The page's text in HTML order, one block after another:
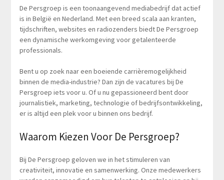
De Persgroep is een toonaangevend mediabedrijf dat actief
is in België en Nederland. Met een breed scala aan kranten,
tijdschriften, websites en radiozenders biedt De Persgroep
een dynamische werkomgeving voor getalenteerde
professionals.
Bent u op zoek naar een boeiende carrièremogelijkheid
binnen de media-industrie? Dan zijn de vacatures bij De
Persgroep iets voor u. Of u nu gepassioneerd bent door
journalistiek, marketing, technologie of bedrijfsontwikkeling,
er is altijd een plek voor u binnen ons bedrijf.
Waarom Kiezen Voor De Persgroep?
Bij De Persgroep geloven we in het stimuleren van
creativiteit, innovatie en samenwerking. Onze medewerkers